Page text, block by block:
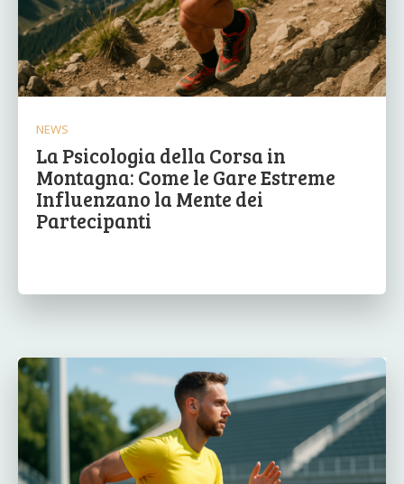
NEWS
La Psicologia della Corsa in
Montagna: Come le Gare Estreme
Influenzano la Mente dei
Partecipanti